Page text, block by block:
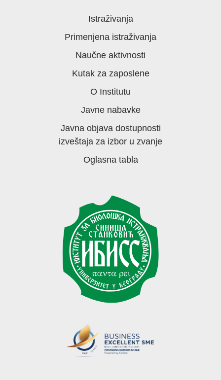
Istraživanja
Primenjena istraživanja
Naučne aktivnosti
Kutak za zaposlene
O Institutu
Javne nabavke
Javna objava dostupnosti
izveštaja za izbor u zvanje
Oglasna tabla